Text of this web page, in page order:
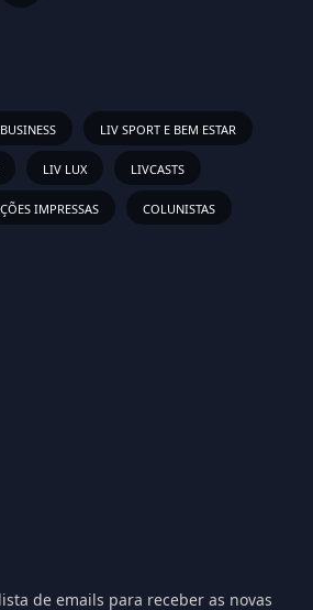
LIV SPORT E BEM ESTAR
LIV LUX LIVCASTS
IMPRESSAS COLUNISTAS
de emails para receber as novas